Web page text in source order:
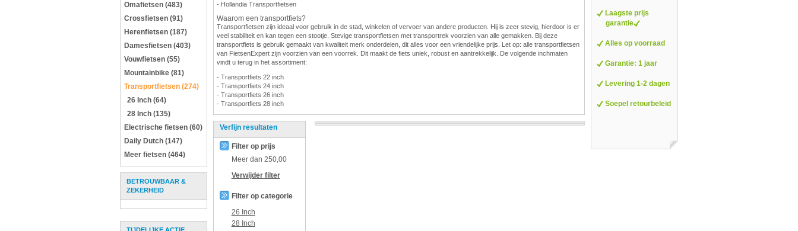
Omafietsen (483)
Crossfietsen (91)
Herenfietsen (187)
Damesfietsen (403)
Vouwfietsen (55)
Mountainbike (81)
Transportfietsen (274)
26 Inch (64)
28 Inch (135)
Electrische fietsen (60)
Daily Dutch (147)
Meer fietsen (464)
BETROUWBAAR &
ZEKERHEID
- Hollandia Transportfietsen
Waarom een transportfiets?
Transportfietsen zijn ideaal voor gebruik in de stad, winkelen of vervoer van andere producten. Hij is zeer stevig, hierdoor is er
veel stabiliteit en kan tegen een stootje. Stevige transportfietsen met transportrek voorzien van alle gemakken. Bij deze
transportfiets is gebruik gemaakt van kwaliteit merk onderdelen, dit alles voor een vriendelijke prijs. Let op: alle transportfietsen
van FietsenExpert zijn voorzien van een voorrek. Dit maakt de fiets uniek, robust en aantrekkelijk. De volgende inchmaten
vindt u terug in het assortiment:
- Transportfiets 22 inch
- Transportfiets 24 inch
- Transportfiets 26 inch
- Transportfiets 28 inch
Verfijn resultaten
Filter op prijs
Meer dan 250,00
Verwijder filter
Filter op categorie
26 Inch
28 Inch
Laagste prijs
garantie
Alles op voorraad
Garantie: 1 jaar
Levering 1-2 dagen
Soepel retourbeleid